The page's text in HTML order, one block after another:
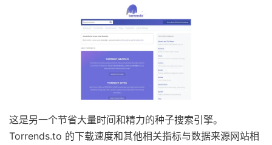
这是另一个节省大量时间和精力的种子搜索引擎。
Torrends.to 的下载速度和其他相关指标与数据来源网站相